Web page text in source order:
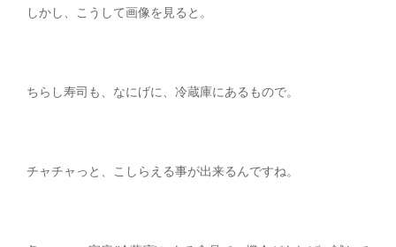
しかし、こうして画像を見ると。
ちらし寿司も、なにげに、冷蔵庫にあるもので。
チャチャっと、こしらえる事が出来るんですね。